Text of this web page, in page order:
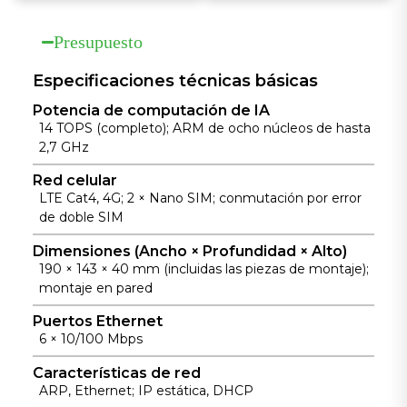
Presupuesto
Especificaciones técnicas básicas
Potencia de computación de IA
14 TOPS (completo); ARM de ocho núcleos de hasta
2,7 GHz
Red celular
LTE Cat4, 4G; 2 × Nano SIM; conmutación por error
de doble SIM
Dimensiones (Ancho × Profundidad × Alto)
190 × 143 × 40 mm (incluidas las piezas de montaje);
montaje en pared
Puertos Ethernet
6 × 10/100 Mbps
Características de red
ARP, Ethernet; IP estática, DHCP